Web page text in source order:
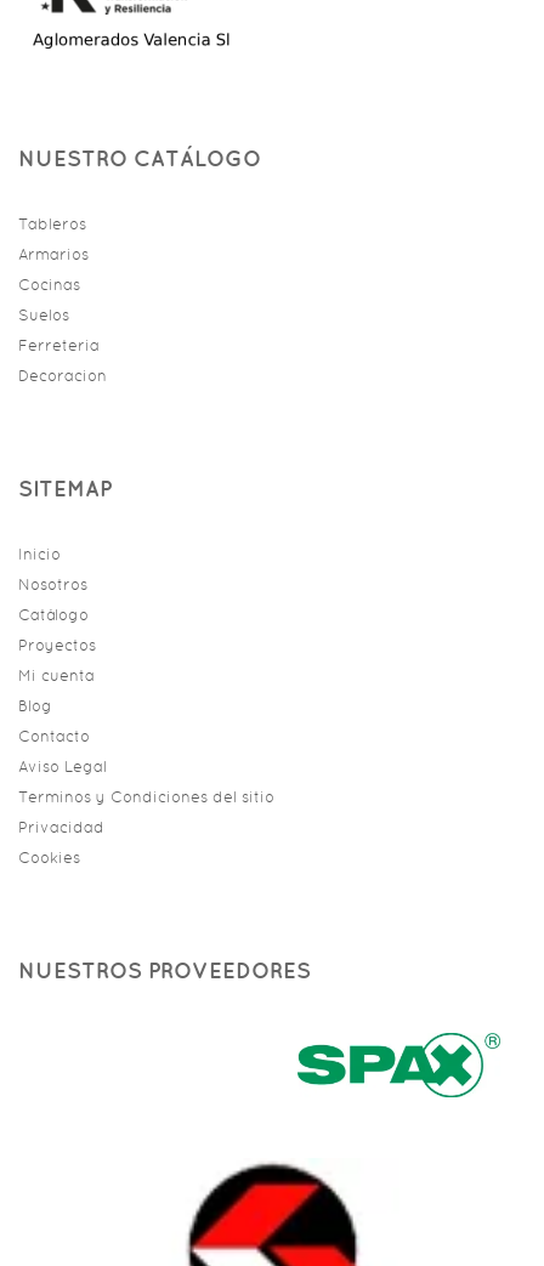
NUESTRO CATÁLOGO
Tableros
Armarios
Cocinas
Suelos
Ferreteria
Decoracion
SITEMAP
Inicio
Nosotros
Catálogo
Proyectos
Mi cuenta
Blog
Contacto
Aviso Legal
Terminos y Condiciones del sitio
Privacidad
Cookies
NUESTROS PROVEEDORES